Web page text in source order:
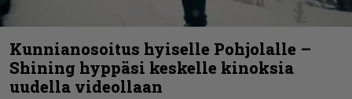
Kunnianosoitus hyiselle Pohjolalle –
Shining hyppäsi keskelle kinoksia
uudella videollaan